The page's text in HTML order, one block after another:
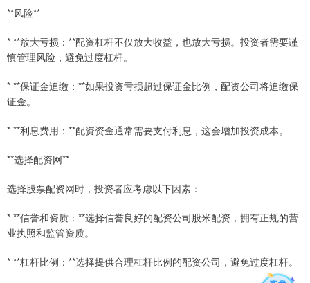
**风险**
* **放大亏损：**配资杠杆不仅放大收益，也放大亏损。投资者需要谨
慎管理风险，避免过度杠杆。
* **保证金追缴：**如果投资亏损超过保证金比例，配资公司将追缴保
证金。
* **利息费用：**配资资金通常需要支付利息，这会增加投资成本。
**选择配资网**
选择股票配资网时，投资者应考虑以下因素：
* **信誉和资质：**选择信誉良好的配资公司股米配资，拥有正规的营
业执照和监管资质。
* **杠杆比例：**选择提供合理杠杆比例的配资公司，避免过度杠杆。